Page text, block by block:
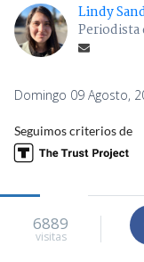
Lindy
Periodista
Domingo 09 Agosto,
Seguimos criterios de
6889
visitas